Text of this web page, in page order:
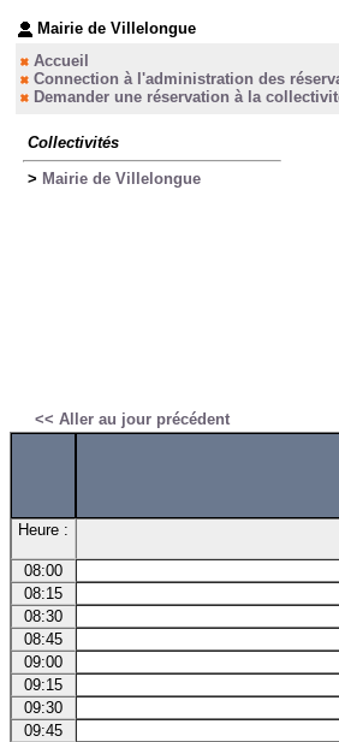
Mairie de Villelongue
Accueil
Connection à l'administration des
Demander une réservation à la
Collectivités
> Mairie de Villelongue
<< Aller au jour précédent
Heure :
08:00
08:15
08:30
08:45
09:00
09:15
09:30
09:45